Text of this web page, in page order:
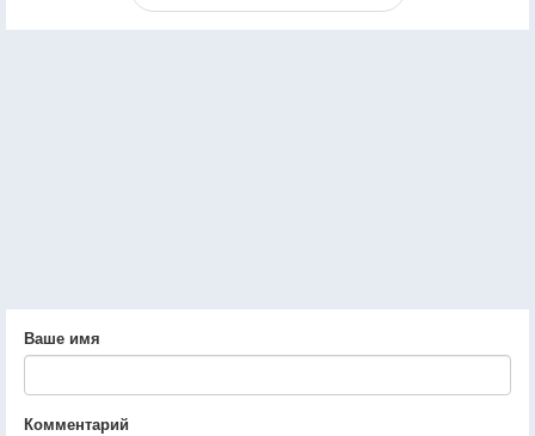
Ваше имя
Комментарий